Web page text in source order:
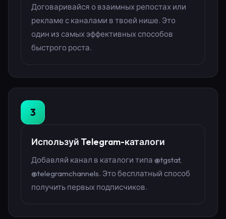
Договаривайся о взаимных репостах или
рекламе с каналами в твоей нише. Это
один из самых эффективных способов
быстрого роста.
3
Используй Telegram-каталоги
Добавляй канал в каталоги типа @tgstat,
@telegramchannels. Это бесплатный способ
получить первых подписчиков.